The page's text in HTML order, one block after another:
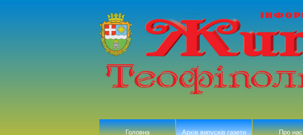
Головна Архів випусків газети Про нас